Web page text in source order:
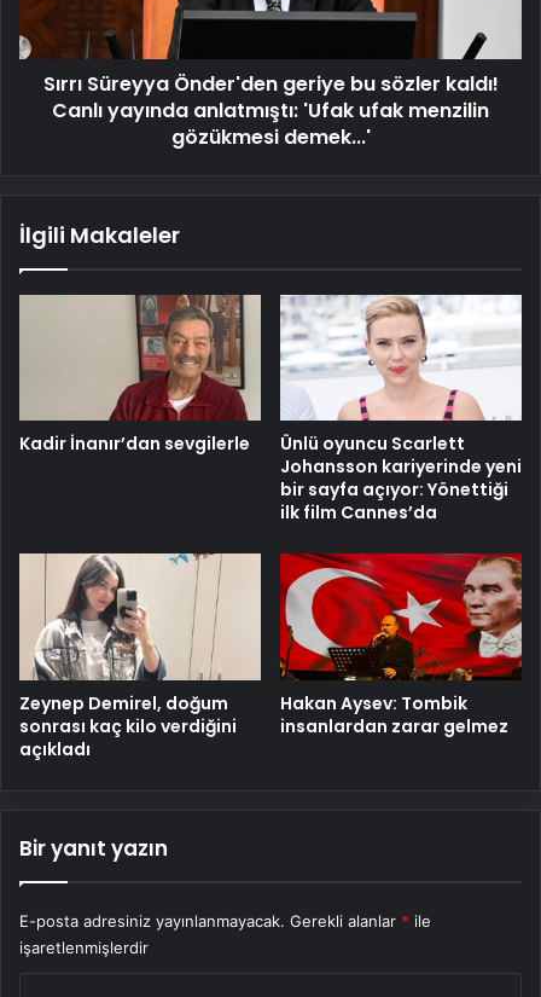
kaldı!
Canlı
yayında
anlatmıştı:
'Ufak
Sırrı Süreyya Önder'den geriye bu sözler kaldı!
Canlı yayında anlatmıştı: 'Ufak ufak menzilin
gözükmesi demek...'
İlgili Makaleler
Kadir İnanır’dan sevgilerle
Ünlü oyuncu Scarlett
Johansson kariyerinde yeni
bir sayfa açıyor: Yönettiği
ilk film Cannes’da
Zeynep Demirel, doğum
sonrası kaç kilo verdiğini
açıkladı
Hakan Aysev: Tombik
insanlardan zarar gelmez
Bir yanıt yazın
E-posta adresiniz yayınlanmayacak. Gerekli alanlar * ile
işaretlenmişlerdir